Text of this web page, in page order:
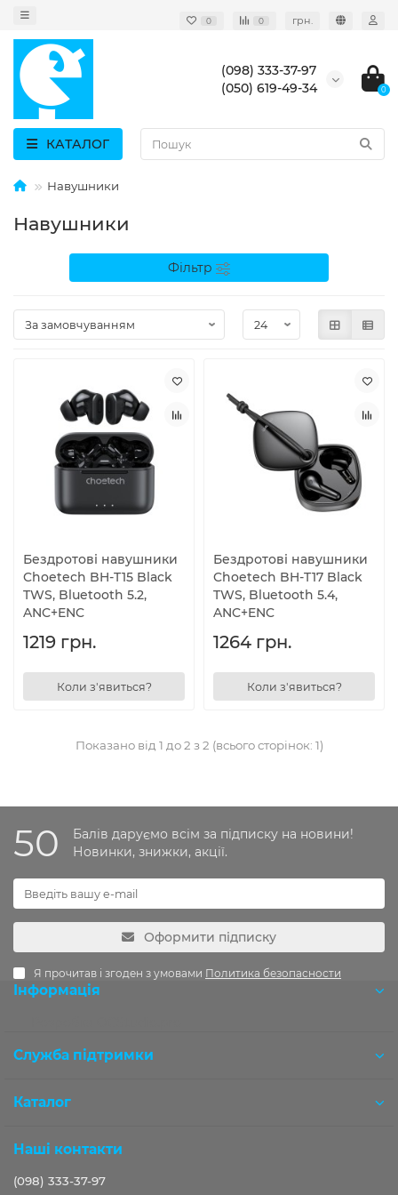
0 0 грн.
(098) 333-37-97
(050) 619-49-34
0
КАТАЛОГ
Навушники
Навушники
Фільтр
Бездротові навушники
Choetech BH-T15 Black
TWS, Bluetooth 5.2,
ANC+ENC
1219 грн.
Коли з'явиться?
Бездротові навушники
Choetech BH-T17 Black
TWS, Bluetooth 5.4,
ANC+ENC
1264 грн.
Коли з'явиться?
Показано від 1 до 2 з 2 (всього сторінок: 1)
50
Балів даруємо всім за підписку на новини!
Новинки, знижки, акції.
Оформити підписку
Я прочитав і згоден з умовами Политика безопасности
Інформація
Служба підтримки
Каталог
Наші контакти
(098) 333-37-97